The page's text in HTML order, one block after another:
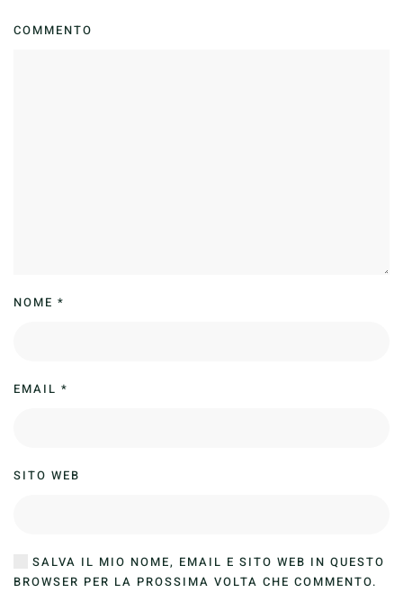
COMMENTO
NOME *
EMAIL *
SITO WEB
SALVA IL MIO NOME, EMAIL E SITO WEB IN QUESTO
BROWSER PER LA PROSSIMA VOLTA CHE COMMENTO.